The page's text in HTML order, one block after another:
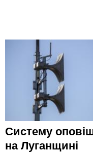
Систему
на Луганщині